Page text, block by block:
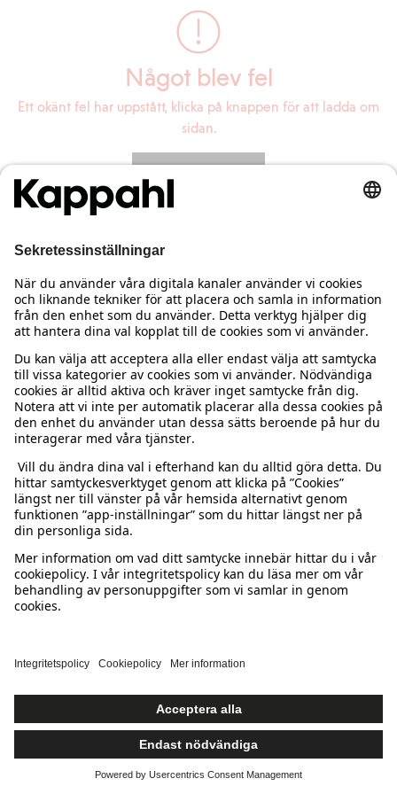
Något blev fel
Ett okänt fel har uppstått, klicka på knappen för att ladda om
sidan.